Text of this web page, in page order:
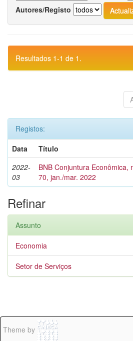
Autores/Registo
Resultados 1-1 de 1.
Registos:
Data
Título
2022-
03
BNB Conjuntura Econômica,
70, jan./mar. 2022
Refinar
Assunto
Economia
Setor de Serviços
Theme by